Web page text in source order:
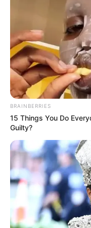
ΤΑ ΔΥΟ ΠΡΑΓΜΑΤΑ,
ΠΑΝΤΑ ΤΑ ΜΕΓΑΛΑ
ΜΕΣΑ ΣΤΟ ΚΛΟΥΒΙ.
ΝΑ ΔΟΥΜΕ ΤΟ
Ε ΛΟΙΠΟΝ ΕΚΕΙ ΘΑ
ΜΕΓΑΛΑ ΤΟΥΣ ΟΠΛΑ.
ΟΤΙ ΘΑ
ΤΟ ΚΑΝΟΥΜΕ ΟΛΟΙ
ΦΙΛΟΣ ΜΑΣ, ΕΜΕΙΣ
ΜΗΝ ΜΕ ΡΩΤΑΣ ΠΩΣ
ΑΠΛΑ ΚΑΝΤΟ. ΣΠΑΜΕ
ΑΝΟΙΓΟΥΜΕ ΤΟΝ
ΣΤΗΝ ΟΠΟΙΑ ΜΑΣ
ΔΕΝ ΔΕΧΟΜΑΣΤΕ ΤΑ
ΤΑ ΔΙΚΑ ΤΟΥΣ ΟΠΛΑ.
ΤΟΥΣ ΝΙΚΑΜΕ. ΛΙΓΟ
BRAINBERRIES
15 Things You Do
Guilty?